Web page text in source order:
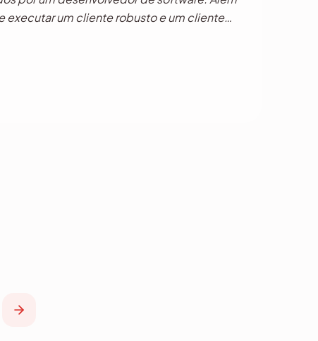
executar um cliente robusto e um cliente
é muito útil para nossos usuários.